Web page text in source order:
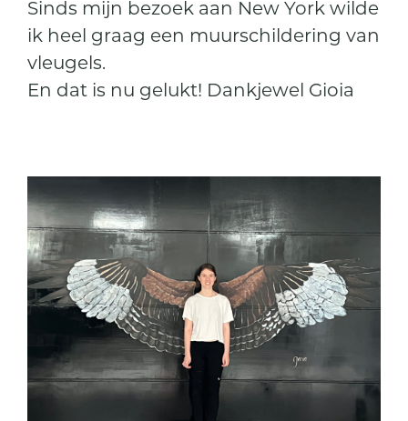
Sinds mijn bezoek aan New York wilde
ik heel graag een muurschildering van
vleugels.
En dat is nu gelukt! Dankjewel Gioia